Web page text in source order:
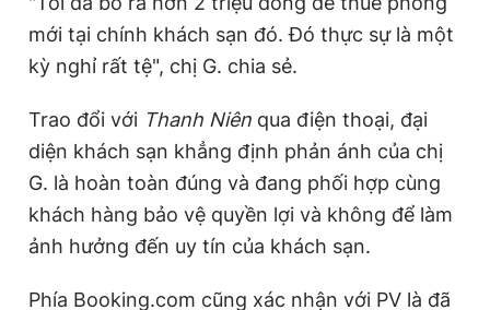
mới tại chính khách sạn đó. Đó thực sự là một
kỳ nghỉ rất tệ", chị G. chia sẻ.
Trao đổi với Thanh Niên qua điện thoại, đại
diện khách sạn khẳng định phản ánh của chị
G. là hoàn toàn đúng và đang phối hợp cùng
khách hàng bảo vệ quyền lợi và không để làm
ảnh hưởng đến uy tín của khách sạn.
Phía Booking.com cũng xác nhận với PV là đã